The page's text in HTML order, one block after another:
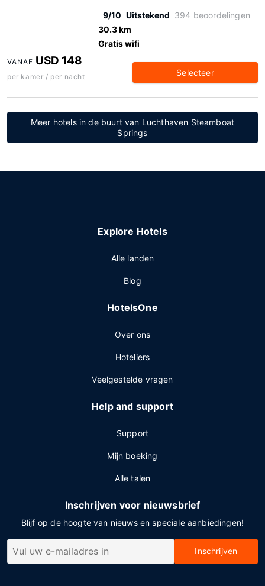
9/10 Uitstekend 394 beoordelingen
30.3 km
Gratis wifi
VANAF USD 148
per kamer / per nacht Selecteer
Meer hotels in de buurt van Luchthaven Steamboat
Springs
Explore Hotels
Alle landen
Blog
HotelsOne
Over ons
Hoteliers
Veelgestelde vragen
Help and support
Support
Mijn boeking
Alle talen
Inschrijven voor nieuwsbrief
Blijf op de hoogte van nieuws en speciale aanbiedingen!
Inschrijven